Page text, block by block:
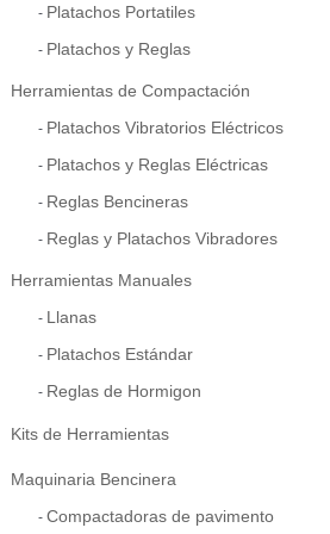
Platachos Portatiles
Platachos y Reglas
Herramientas de Compactación
Platachos Vibratorios Eléctricos
Platachos y Reglas Eléctricas
Reglas Bencineras
Reglas y Platachos Vibradores
Herramientas Manuales
Llanas
Platachos Estándar
Reglas de Hormigon
Kits de Herramientas
Maquinaria Bencinera
Compactadoras de pavimento